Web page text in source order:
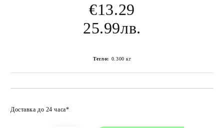
€13.29
25.99лв.
Тегло: 0.300 кг
Доставка до 24 часа*